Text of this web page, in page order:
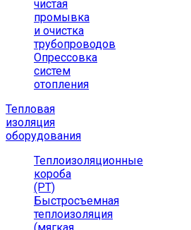
чистая
промывка
и очистка
трубопроводов
Опрессовка
систем
отопления
Тепловая
изоляция
оборудования
Теплоизоляционные
короба
(РТ)
Быстросъемная
теплоизоляция